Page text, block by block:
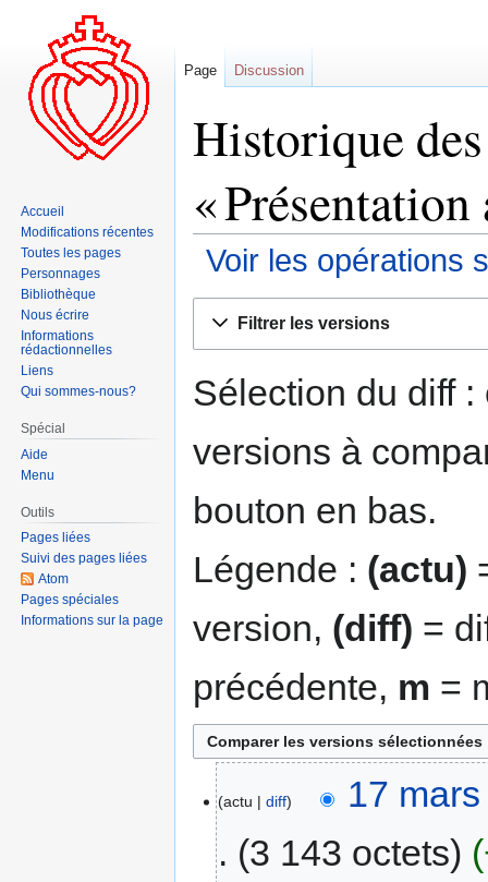
Historique
«
Voir les opérations
navigation
recherche
Filtrer les versions
Sélection du diff
versions à
bouton en bas.
Légende : (actu)
version, (diff) =
précédente, m =
actu diff
17
3 143 octets
Page Discussion
Accueil
Modifications récentes
Toutes les pages
Personnages
Bibliothèque
Nous écrire
Informations
rédactionnelles
Liens
Qui sommes-nous?
Spécial
Aide
Menu
Outils
Pages liées
Suivi des pages liées
Atom
Pages spéciales
Informations sur la page